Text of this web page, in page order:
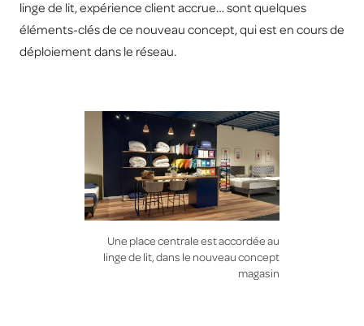
linge de lit, expérience client accrue… sont quelques
éléments-clés de ce nouveau concept, qui est en cours de
déploiement dans le réseau.
Une place centrale est accordée au
linge de lit, dans le nouveau concept
magasin